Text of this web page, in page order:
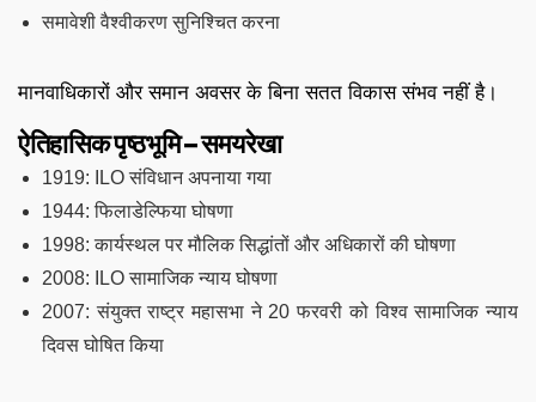
समावेशी वैश्वीकरण सुनिश्चित करना
मानवाधिकारों और समान अवसर के बिना सतत विकास संभव नहीं है।
ऐतिहासिक पृष्ठभूमि – समयरेखा
1919: ILO संविधान अपनाया गया
1944: फिलाडेल्फिया घोषणा
1998: कार्यस्थल पर मौलिक सिद्धांतों और अधिकारों की घोषणा
2008: ILO सामाजिक न्याय घोषणा
2007: संयुक्त राष्ट्र महासभा ने 20 फरवरी को विश्व सामाजिक न्याय
दिवस घोषित किया